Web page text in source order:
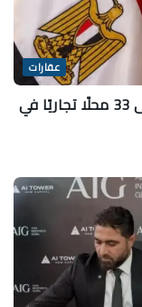
عقارات
المجتمعات العمرانية تطرح مزاد علني على 33 محلًا تجاريًا في